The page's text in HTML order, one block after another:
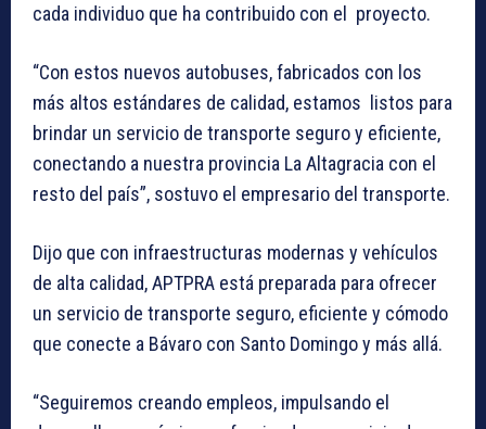
cada individuo que ha contribuido con el proyecto.
“Con estos nuevos autobuses, fabricados con los
más altos estándares de calidad, estamos listos para
brindar un servicio de transporte seguro y eficiente,
conectando a nuestra provincia La Altagracia con el
resto del país”, sostuvo el empresario del transporte.
Dijo que con infraestructuras modernas y vehículos
de alta calidad, APTPRA está preparada para ofrecer
un servicio de transporte seguro, eficiente y cómodo
que conecte a Bávaro con Santo Domingo y más allá.
“Seguiremos creando empleos, impulsando el